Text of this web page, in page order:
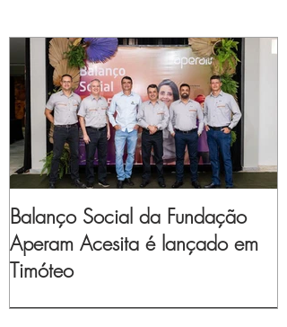
Balanço Social da Fundação
Aperam Acesita é lançado em
Timóteo